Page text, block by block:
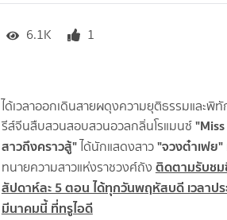
6.1K 1
ได้เวลาออกเดินสายผดุงความยุติธรรมและ
รีส์จีนสืบสวนสอบสวนอวลกลิ่นโรแมนซ์
สาวถึงคราวสู้"ได้นักแสดงสาว"จวงต๋าเฟย"
ทนายความสาวแห่งราชวงศ์ถัง ติดตามรับชม
สัปดาห์ละ 5 ตอน ได้ทุกวันพฤหัสบดี เวลาป
มีนาคมนี้ ที่ทรูไอดี